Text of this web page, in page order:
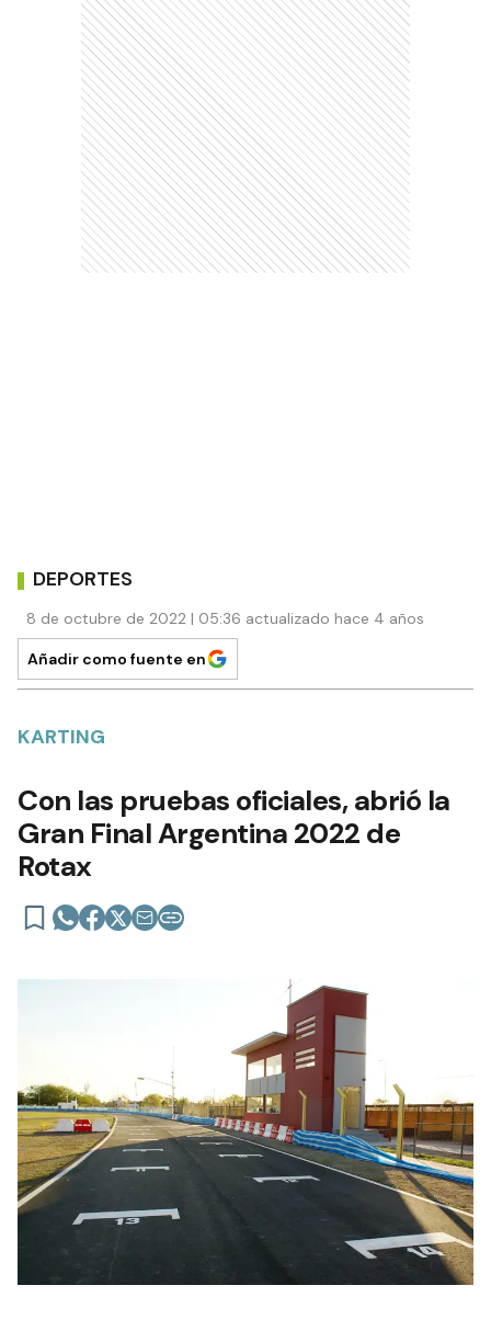
DEPORTES
8 de octubre de 2022 | 05:36 actualizado hace 4 años
Añadir como fuente en
KARTING
Con las pruebas oficiales, abrió la
Gran Final Argentina 2022 de
Rotax